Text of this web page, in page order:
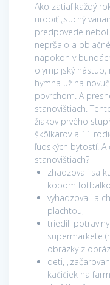
Ako zatiaľ každý
urobiť „suchý
predpovede
nepršalo a
napokon v
olympijský
hymna už na
povrchom. A
stanovištiach.
žiakov prvého
škôlkarov a 11
ľudských bytostí.
stanovištiach?
zhadzovali sa
kopom
vyhadzovali a
plachtou,
triedili
supermarkete
obrázky z
deti,
kačičiek na